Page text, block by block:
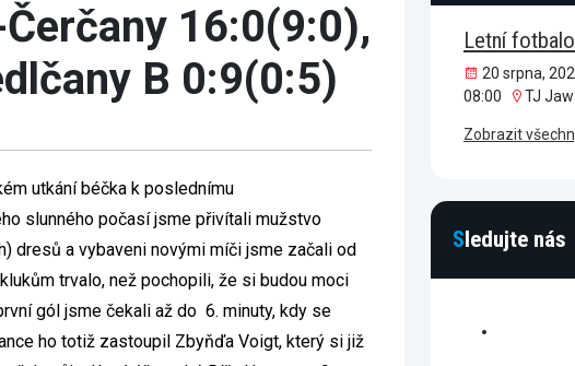
16:0(9:0),
B 0:9(0:5)
utkání béčka k poslednímu
slunného počasí jsme přivítali mužstvo
dresů a vybaveni novými míči jsme začali od
trvalo, než pochopili, že si budou moci
gól jsme čekali až do 6. minuty, kdy se
ho totiž zastoupil Zbyňďa Voigt, který si již
Letní
20 srpna,
08:00
TJ
Zobrazit
Sledujte nás